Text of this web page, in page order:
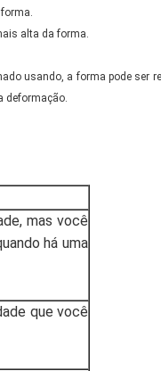
alta da forma.
usando, a forma pode ser
deformação.
mas você
há uma
que você